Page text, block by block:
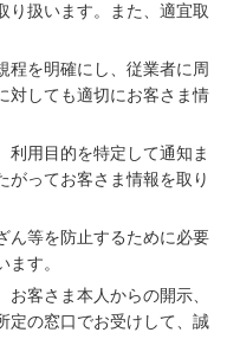
り扱います。また、適宜取
程を明確にし、従業者に周
対しても適切にお客さま情
利用目的を特定して通知ま
がってお客さま情報を取り
ん等を防止するために必要
す。
客さま本人からの開示、
定の窓口でお受けして、誠